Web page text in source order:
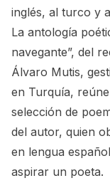
inglés, al turco y
La antología
navegante”, del
Álvaro Mutis,
en Turquía,
selección de
del autor, quien
en lengua
aspirar un poeta.